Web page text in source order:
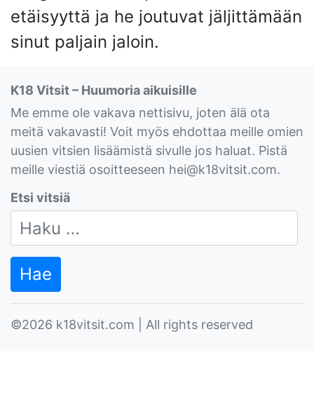
etäisyyttä ja he joutuvat jäljittämään
sinut paljain jaloin.
K18 Vitsit – Huumoria aikuisille
Me emme ole vakava nettisivu, joten älä ota
meitä vakavasti! Voit myös ehdottaa meille omien
uusien vitsien lisäämistä sivulle jos haluat. Pistä
meille viestiä osoitteeseen hei@k18vitsit.com.
Etsi vitsiä
Haku:
©2026 k18vitsit.com | All rights reserved